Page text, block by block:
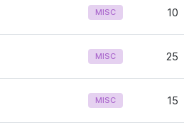
MISC 10
MISC 25
MISC 15